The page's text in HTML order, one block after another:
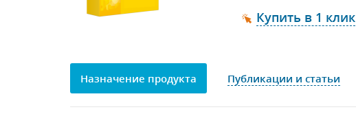
Купить в 1 клик
Назначение продукта Публикации и статьи